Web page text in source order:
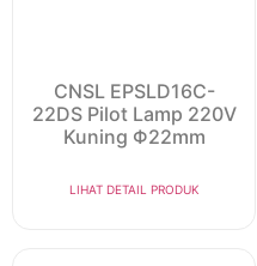
CNSL EPSLD16C-
22DS Pilot Lamp 220V
Kuning Φ22mm
LIHAT DETAIL PRODUK